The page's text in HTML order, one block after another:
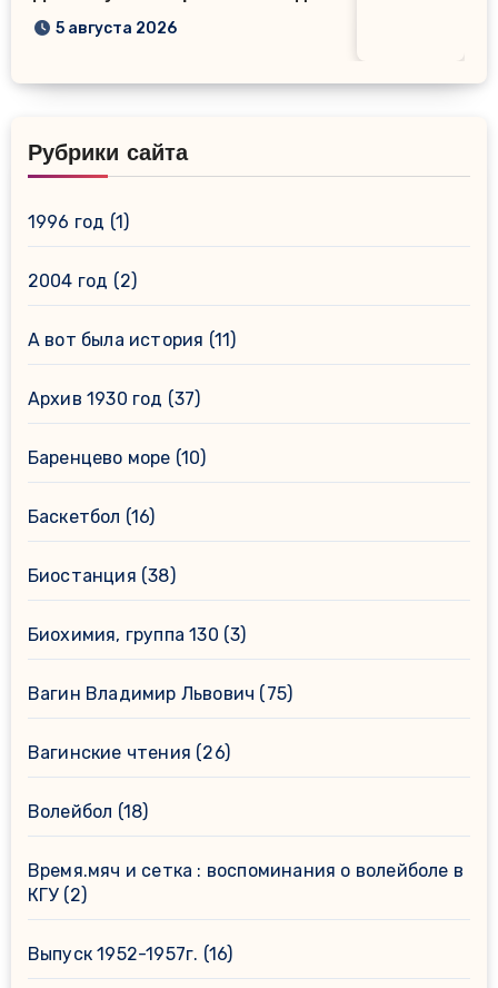
5 августа 2026
Рубрики сайта
1996 год (1)
2004 год (2)
А вот была история (11)
Архив 1930 год (37)
Баренцево море (10)
Баскетбол (16)
Биостанция (38)
Биохимия, группа 130 (3)
Вагин Владимир Львович (75)
Вагинские чтения (26)
Волейбол (18)
Время.мяч и сетка : воспоминания о волейболе в
КГУ(2)
Выпуск 1952-1957г. (16)